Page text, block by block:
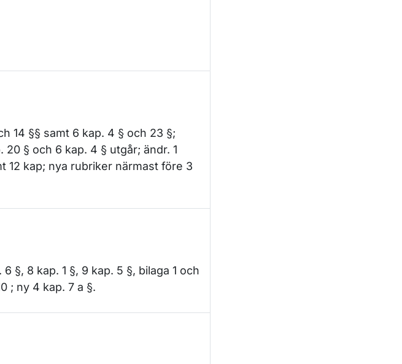
14 §§ samt 6 kap. 4 § och 23 §;
§ och 6 kap. 4 § utgår; ändr. 1
12 kap; nya rubriker närmast före 3
§, 8 kap. 1 §, 9 kap. 5 §, bilaga 1 och
; ny 4 kap. 7 a §.